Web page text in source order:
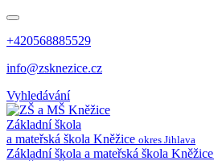
+420568885529
info@zsknezice.cz
Vyhledávání
Základní škola
a mateřská škola Kněžice okres Jihlava
Základní škola a mateřská škola Kněžice